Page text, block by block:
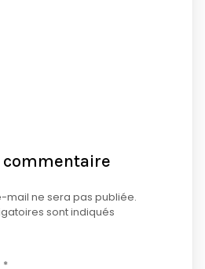
commentaire
mail ne sera pas publiée.
sont indiqués
*